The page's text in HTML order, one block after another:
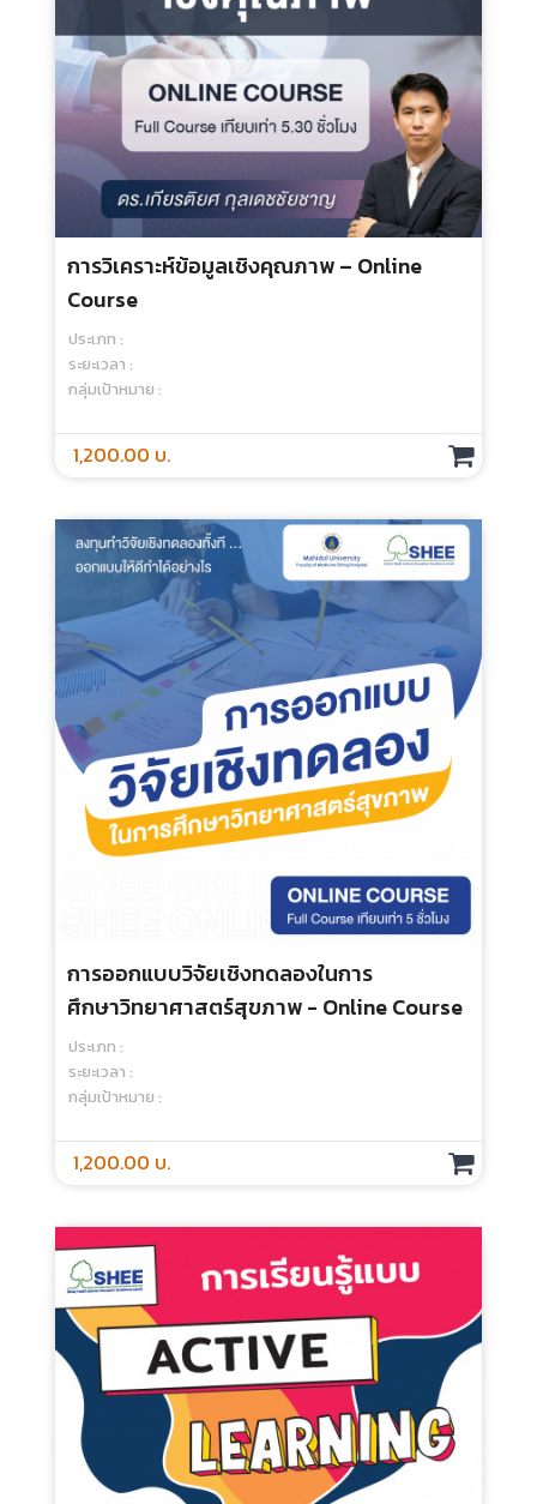
ระยะเวลา :
กลุ่มเป้าหมาย :
250.00 บ.
การวิเคราะห์ข้อมูลเชิงคุณภาพ – Online
Course
ประเภท :
ระยะเวลา :
กลุ่มเป้าหมาย :
การออกแบบวิจัยเชิงทดลองในการ
ศึกษาวิทยาศาสตร์สุขภาพ - Online Course
ประเภท :
ระยะเวลา :